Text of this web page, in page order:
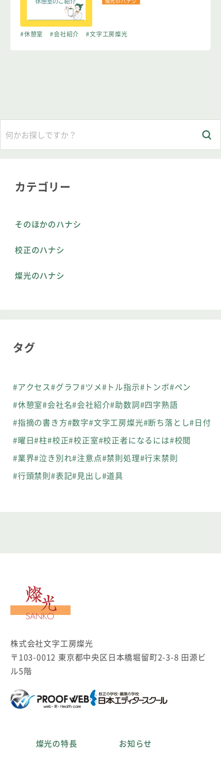
#休憩室 #会社紹介 #文字工房燦光
カテゴリー
そのほかのハナシ
校正のハナシ
燦光のハナシ
タグ
#アクセス#グラフ#ツメ#トル指示#トンボ#ペン
#休憩室#会社名#会社紹介#助数詞#四字熟語
#指摘の書き方#数字#文字工房燦光#断ち落とし#日付
#曜日#柱#校正#校正室#校正者になるには#校閲
#業界#泣き別れ#注意点#禁則処理#行末禁則
#行頭禁則#表記#見出し#道具
文字工房燦光
株式会社文字工房燦光
〒103-0012 東京都中央区日本橋堀留町2-3-8 田源ビ
ル5階
燦光の特長 お知らせ